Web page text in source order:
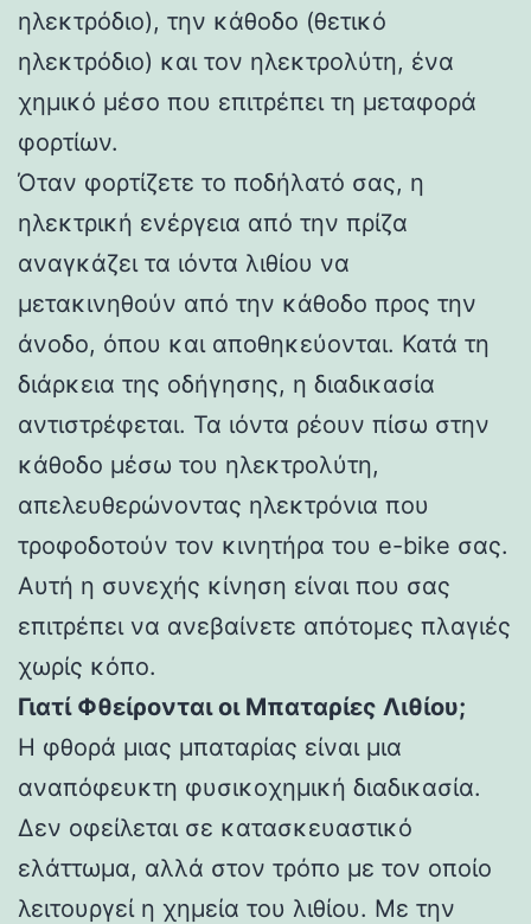
ηλεκτρόδιο), την κάθοδο (θετικό
ηλεκτρόδιο) και τον ηλεκτρολύτη, ένα
χημικό μέσο που επιτρέπει τη μεταφορά
φορτίων.
Όταν φορτίζετε το ποδήλατό σας, η
ηλεκτρική ενέργεια από την πρίζα
αναγκάζει τα ιόντα λιθίου να
μετακινηθούν από την κάθοδο προς την
άνοδο, όπου και αποθηκεύονται. Κατά τη
διάρκεια της οδήγησης, η διαδικασία
αντιστρέφεται. Τα ιόντα ρέουν πίσω στην
κάθοδο μέσω του ηλεκτρολύτη,
απελευθερώνοντας ηλεκτρόνια που
τροφοδοτούν τον κινητήρα του e-bike σας.
Αυτή η συνεχής κίνηση είναι που σας
επιτρέπει να ανεβαίνετε απότομες πλαγιές
χωρίς κόπο.
Γιατί Φθείρονται οι Μπαταρίες Λιθίου;
Η φθορά μιας μπαταρίας είναι μια
αναπόφευκτη φυσικοχημική διαδικασία.
Δεν οφείλεται σε κατασκευαστικό
ελάττωμα, αλλά στον τρόπο με τον οποίο
λειτουργεί η χημεία του λιθίου. Με την